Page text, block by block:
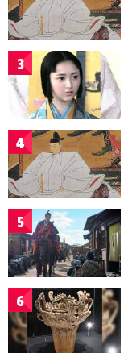
3
4
5
6